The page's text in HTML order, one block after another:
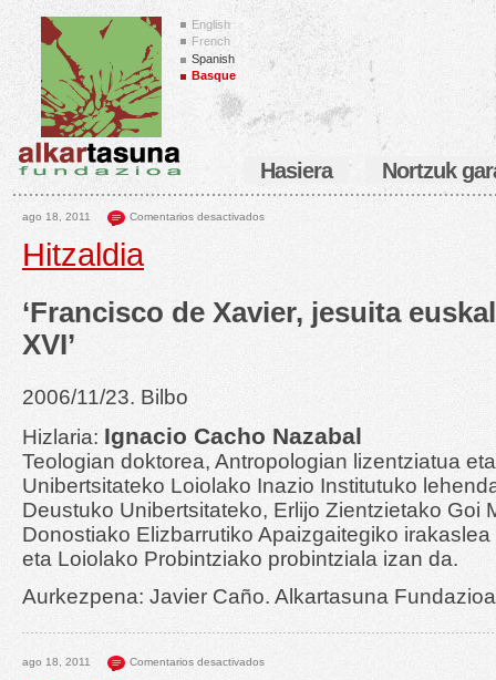
English
French
Spanish
Basque
Hasiera Nortzuk
ago 18, 2011 Comentarios desactivados
Hitzaldia
‘Francisco de Xavier, jesuita
XVI’
2006/11/23. Bilbo
Hizlaria: Ignacio Cacho Nazabal
Teologian doktorea, Antropologian lizentziatua
Unibertsitateko Loiolako Inazio Institutuko
Deustuko Unibertsitateko, Erlijo Zientzietako Goi
Donostiako Elizbarrutiko Apaizgaitegiko
eta Loiolako Probintziako probintziala izan da.
Aurkezpena: Javier Caño. Alkartasuna
ago 18, 2011 Comentarios desactivados